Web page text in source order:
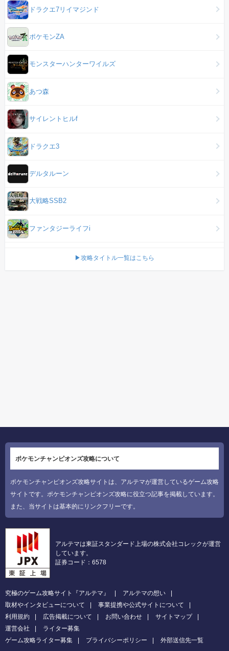
ドラクエ7リイマジンド
ポケモンZA
モンスターハンターワイルズ
あつ森
サイレントヒルf
ドラクエ3
デルタルーン
大戦略SSB2
ファンタジーライフi
▶攻略タイトル一覧はこちら
ポケモンチャンピオンズ攻略について
ポケモンチャンピオンズ攻略サイトは、アルテマが運営しているゲーム攻略
サイトです。ポケモンチャンピオンズ攻略に役立つ記事を掲載しています。
また、当サイトは基本的にリンクフリーです。
アルテマは東証スタンダード上場の株式会社コレックが運営
しています。
証券コード：6578
究極のゲーム攻略サイト『アルテマ』
アルテマの想い
取材やインタビューについて
事業提携や公式サイトについて
利用規約
広告掲載について お問い合わせ
サイトマップ
運営会社
ライター募集
ゲーム攻略ライター募集
プライバシーポリシー 外部送信先一覧